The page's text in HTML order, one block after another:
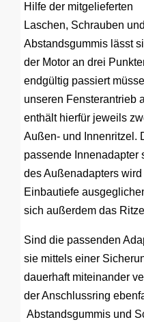
Hilfe der mitgelieferten
Laschen, Schrauben und
Abstandsgummis lässt
der Motor an drei
endgültig passiert
unseren Fensterantrieb
enthält hierfür jeweils
Außen- und Innenritzel.
passende Innenadapter
des Außenadapters
Einbautiefe
sich außerdem das
Sind die passenden
sie mittels einer
dauerhaft miteinander
der Anschlussring
Abstandsgummis und